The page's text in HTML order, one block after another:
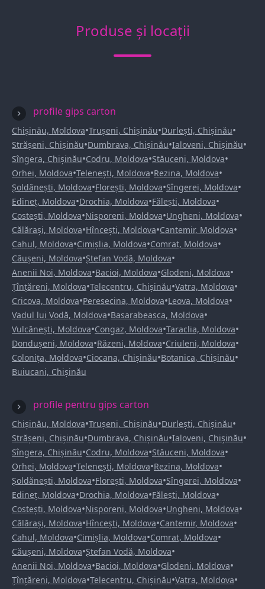
Produse și locații
profile gips carton
Chișinău, Moldova•Trușeni, Chișinău•Durlești, Chișinău•
Strășeni, Chișinău•Dumbrava, Chișinău•Ialoveni, Chișinău•
Sîngera, Chișinău•Codru, Moldova•Stăuceni, Moldova•
Orhei, Moldova•Telenești, Moldova•Rezina, Moldova•
Șoldănești, Moldova•Florești, Moldova•Sîngerei, Moldova•
Edineț, Moldova•Drochia, Moldova•Fălești, Moldova•
Costești, Moldova•Nisporeni, Moldova•Ungheni, Moldova•
Călărași, Moldova•Hîncești, Moldova•Cantemir, Moldova•
Cahul, Moldova•Cimișlia, Moldova•Comrat, Moldova•
Căușeni, Moldova•Ștefan Vodă, Moldova•
Anenii Noi, Moldova•Bacioi, Moldova•Glodeni, Moldova•
Țînțăreni, Moldova•Telecentru, Chișinău•Vatra, Moldova•
Cricova, Moldova•Peresecina, Moldova•Leova, Moldova•
Vadul lui Vodă, Moldova•Basarabeasca, Moldova•
Vulcănești, Moldova•Congaz, Moldova•Taraclia, Moldova•
Dondușeni, Moldova•Răzeni, Moldova•Criuleni, Moldova•
Colonița, Moldova•Ciocana, Chișinău•Botanica, Chișinău•
Buiucani, Chișinău
profile pentru gips carton
Chișinău, Moldova•Trușeni, Chișinău•Durlești, Chișinău•
Strășeni, Chișinău•Dumbrava, Chișinău•Ialoveni, Chișinău•
Sîngera, Chișinău•Codru, Moldova•Stăuceni, Moldova•
Orhei, Moldova•Telenești, Moldova•Rezina, Moldova•
Șoldănești, Moldova•Florești, Moldova•Sîngerei, Moldova•
Edineț, Moldova•Drochia, Moldova•Fălești, Moldova•
Costești, Moldova•Nisporeni, Moldova•Ungheni, Moldova•
Călărași, Moldova•Hîncești, Moldova•Cantemir, Moldova•
Cahul, Moldova•Cimișlia, Moldova•Comrat, Moldova•
Căușeni, Moldova•Ștefan Vodă, Moldova•
Anenii Noi, Moldova•Bacioi, Moldova•Glodeni, Moldova•
Țînțăreni, Moldova•Telecentru, Chișinău•Vatra, Moldova•